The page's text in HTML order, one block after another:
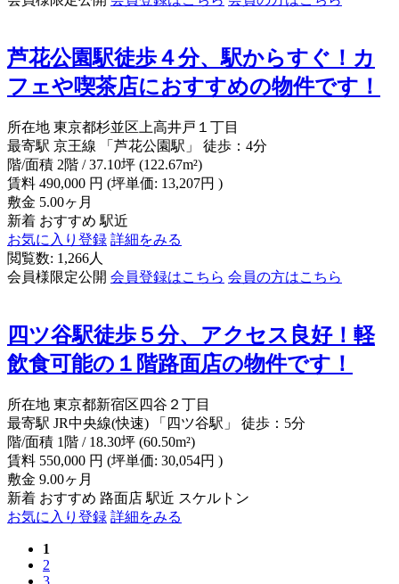
芦花公園駅徒歩４分、駅からすぐ！カ
フェや喫茶店におすすめの物件です！
所在地 東京都杉並区上高井戸１丁目
最寄駅 京王線 「芦花公園駅」 徒歩：4分
階/面積 2階 / 37.10坪 (122.67m²)
賃料 490,000 円 (坪単価: 13,207円 )
敷金 5.00ヶ月
新着 おすすめ 駅近
お気に入り登録 詳細をみる
閲覧数: 1,266人
会員様限定公開 会員登録はこちら 会員の方はこちら
四ツ谷駅徒歩５分、アクセス良好！軽
飲食可能の１階路面店の物件です！
所在地 東京都新宿区四谷２丁目
最寄駅 JR中央線(快速) 「四ツ谷駅」 徒歩：5分
階/面積 1階 / 18.30坪 (60.50m²)
賃料 550,000 円 (坪単価: 30,054円 )
敷金 9.00ヶ月
新着 おすすめ 路面店 駅近 スケルトン
お気に入り登録 詳細をみる
1
2
3